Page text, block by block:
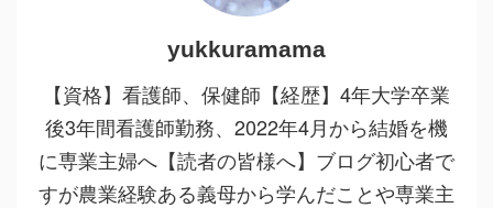
yukkuramama
【資格】看護師、保健師【経歴】4年大学卒業
後3年間看護師勤務、2022年4月から結婚を機
に専業主婦へ【読者の皆様へ】ブログ初心者で
すが農業経験ある義母から学んだことや専業主